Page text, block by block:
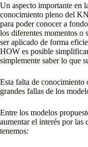
Un aspecto importante en
conocimiento pleno del
para poder conocer a
los diferentes momentos o
ser aplicado de forma
HOW es posible
simplemente saber lo que
Esta falta de conocimiento
grandes fallas de los
Entre los modelos
aumentar el interés por las
tenemos: